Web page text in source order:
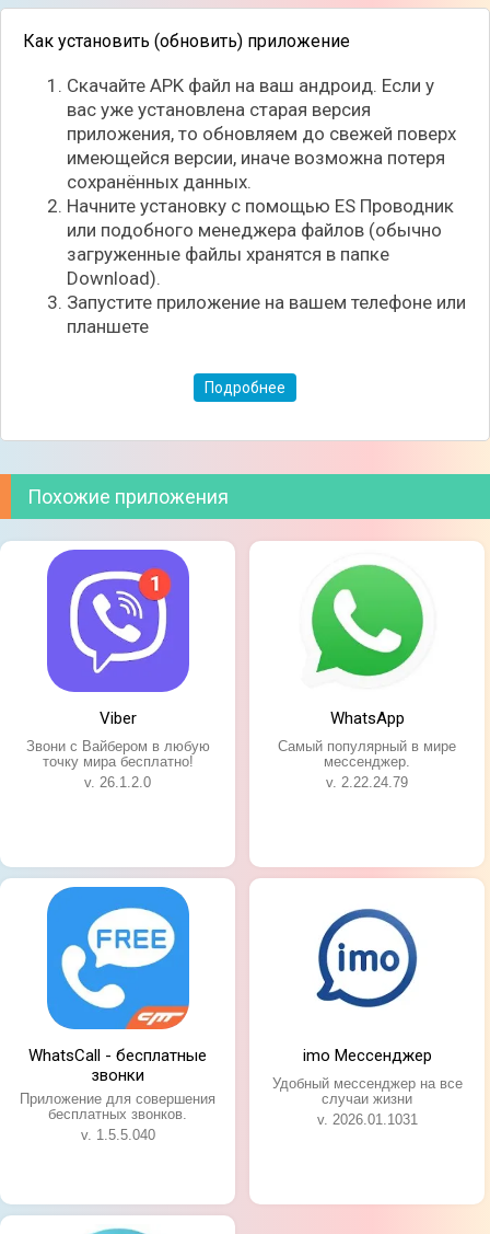
• возможность бесплатной отправки
мультимедийных файлов.
К недостаткам можно отнести: отсутствие
проверки орфографии, несовершенную
синхронизацию между приложениями,
запущенными на смартфоне и установленными на
ПК, частыми сбоями в работе программы,
необходимость наличия качественного Интернет-
соединения. Есть надежда, что в скором будущем
появиться облегченная версия приложения (Lite-
версии), которая, пусть и с ограниченными
возможностями и функциями, но будет работать
на любых типах мобильных устройств.
Как установить (обновить) приложение
Скачайте APK файл на ваш андроид. Если у
вас уже установлена старая версия
приложения, то обновляем до свежей поверх
имеющейся версии, иначе возможна потеря
сохранённых данных.
Начните установку с помощью ES Проводник
или подобного менеджера файлов (обычно
загруженные файлы хранятся в папке
Download).
Запустите приложение на вашем телефоне или
планшете
Подробнее
Похожие приложения
Viber
Звони с Вайбером в любую
точку мира бесплатно!
v. 26.1.2.0
WhatsApp
Самый популярный в мире
мессенджер.
v. 2.22.24.79
WhatsCall - бесплатные
звонки
Приложение для совершения
бесплатных звонков.
v. 1.5.5.040
imo Мессенджер
Удобный мессенджер на все
случаи жизни
v. 2026.01.1031